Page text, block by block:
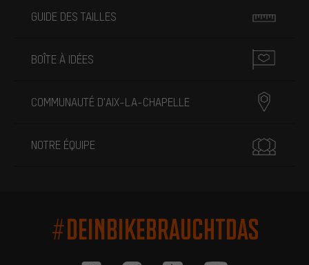
GUIDE DES TAILLES
BOÎTE À IDÉES
COMMUNAUTÉ D'AIX-LA-CHAPELLE
NOTRE ÉQUIPE
#DEINBIKEBRAUCHTDAS